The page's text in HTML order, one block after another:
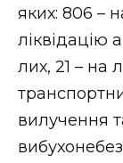
яких: 806 –
ліквідацію
лих, 21 – на
вилучення